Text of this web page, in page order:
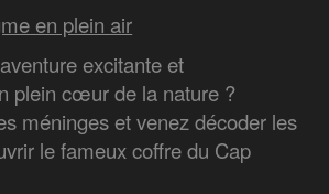
en plein air
excitante et
plein cœur de la nature ?
méninges et venez décoder les
le fameux coffre du Cap